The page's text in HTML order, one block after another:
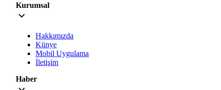
Kurumsal
Hakkımızda
Künye
Mobil Uygulama
İletişim
Haber